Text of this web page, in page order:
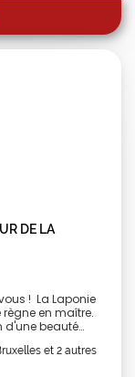
DE LA
en maître.
d'une beauté
Avec
et 2 autres